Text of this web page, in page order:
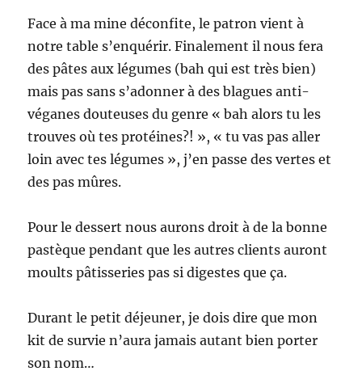
Face à ma mine déconfite, le patron vient à
notre table s’enquérir. Finalement il nous fera
des pâtes aux légumes (bah qui est très bien)
mais pas sans s’adonner à des blagues anti-
véganes douteuses du genre « bah alors tu les
trouves où tes protéines?! », « tu vas pas aller
loin avec tes légumes », j’en passe des vertes et
des pas mûres.
Pour le dessert nous aurons droit à de la bonne
pastèque pendant que les autres clients auront
moults pâtisseries pas si digestes que ça.
Durant le petit déjeuner, je dois dire que mon
kit de survie n’aura jamais autant bien porter
son nom…